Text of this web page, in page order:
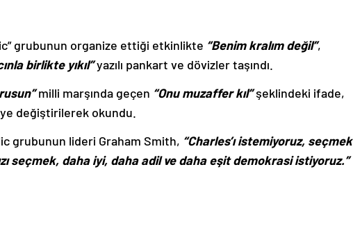
grubunun organize ettiği etkinlikte “Benim kralım değil”,
birlikte yıkıl”yazılı pankart ve dövizler taşındı.
milli marşında geçen “Onu muzaffer kıl”şeklindeki ifade,
değiştirilerek okundu.
grubunun lideri Graham Smith, “Charles’ı istemiyoruz, seçmek
seçmek, daha iyi, daha adil ve daha eşit demokrasi istiyoruz.”